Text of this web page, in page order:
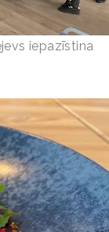
iepazīstina